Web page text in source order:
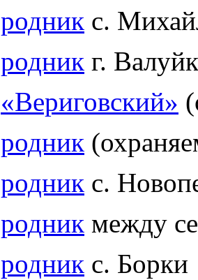
родник с.
родник г.
«Вериговский»
родник
родник с.
родник между
родник с. Борки